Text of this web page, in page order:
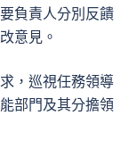
負責人分別反饋
意見。
，巡視任務領導
部門及其分擔領